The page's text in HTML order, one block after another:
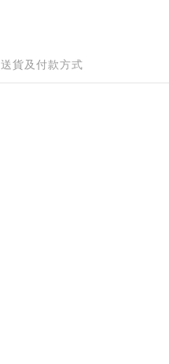
送貨及付款方式